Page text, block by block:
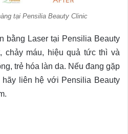
tại Pensilia Beauty Clinic
bằng Laser tại Pensilia Beauty
chảy máu, hiệu quả tức thì và
trẻ hóa làn da. Nếu đang gặp
hãy liên hệ với Pensilia Beauty